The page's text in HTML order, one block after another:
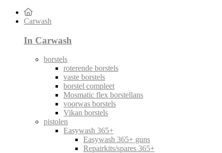
Carwash
In Carwash
borstels
roterende borstels
vaste borstels
borstel compleet
Mosmatic flex borstellans
voorwas borstels
Vikan borstels
pistolen
Easywash 365+
Easywash 365+ guns
Repairkits/spares 365+